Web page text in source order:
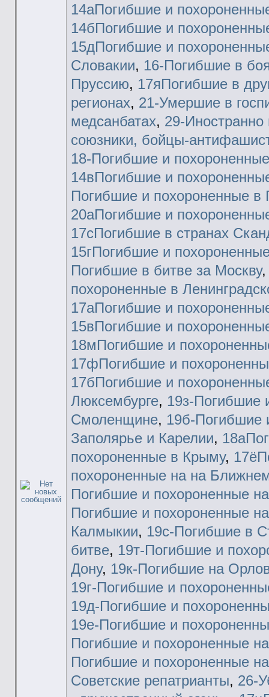
14аПогибшие и
14бПогибшие и
15дПогибшие и
Словакии, 16-Погибшие в
Пруссию, 17яПогибшие в
регионах, 21-Умершие в
медсанбатах, 29-
союзники, бойцы-
18-Погибшие и
14вПогибшие и
Погибшие и похороненные в
20аПогибшие и
17сПогибшие в странах
15гПогибшие и
Погибшие в битве за Москву
похороненные в
17аПогибшие и
15вПогибшие и
18мПогибшие и
17фПогибшие и
17бПогибшие и
Люксембурге, 19з-Погибшие
Смоленщине, 19б-Погибшие
Заполярье и Карелии,
похороненные в Крыму,
похороненные на на
Погибшие и похороненные
Погибшие и похороненные
Калмыкии, 19c-Погибшие в
битве, 19т-Погибшие и
Дону, 19к-Погибшие на
19г-Погибшие и
19д-Погибшие и
19е-Погибшие и
Погибшие и похороненные
Погибшие и похороненные
Советские репатрианты, 26-